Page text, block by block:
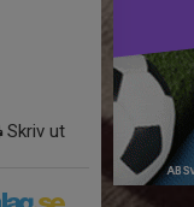
Skriv ut